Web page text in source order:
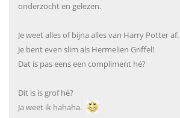
onderzocht en gelezen.
Je weet alles of bijna alles van Harry Potter af.
Je bent even slim als Hermelien Griffel!
Dat is pas eens een compliment hé?
Dit is is grof hé?
Ja weet ik hahaha.